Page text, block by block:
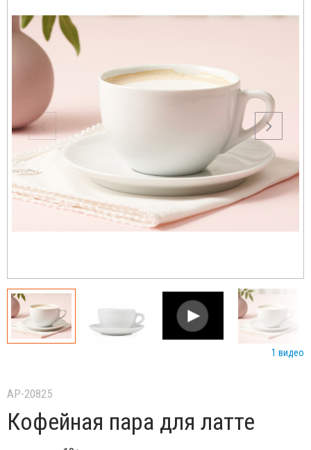
1 видео
AP-20825
Кофейная пара для латте